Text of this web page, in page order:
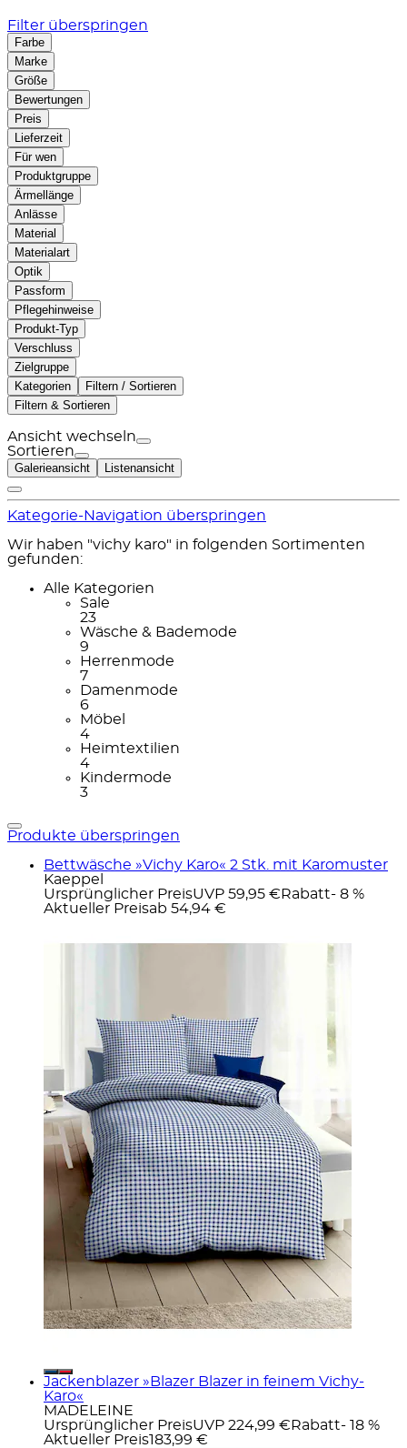
Filter überspringen
Farbe
Marke
Größe
Bewertungen
Preis
Lieferzeit
Für wen
Produktgruppe
Ärmellänge
Anlässe
Material
Materialart
Optik
Passform
Pflegehinweise
Produkt-Typ
Verschluss
Zielgruppe
Kategorien
Filtern / Sortieren
Filtern & Sortieren
Ansicht wechseln
Sortieren
Galerieansicht Listenansicht
Kategorie-Navigation überspringen
Wir haben "vichy karo" in folgenden Sortimenten
gefunden:
Alle Kategorien
Sale
23
Wäsche & Bademode
9
Herrenmode
7
Damenmode
6
Möbel
4
Heimtextilien
4
Kindermode
3
Produkte überspringen
Bettwäsche »Vichy Karo« 2 Stk. mit Karomuster
Kaeppel
Ursprünglicher PreisUVP 59,95 € Rabatt- 8 %
Aktueller Preisab 54,94 €
Jackenblazer »Blazer Blazer in feinem Vichy-
Karo«
MADELEINE
Ursprünglicher PreisUVP 224,99 € Rabatt- 18 %
Aktueller Preis183,99 €